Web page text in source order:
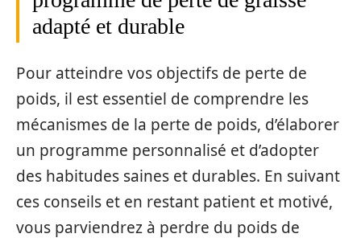
adapté et durable
Pour atteindre vos objectifs de perte de
poids, il est essentiel de comprendre les
mécanismes de la perte de poids, d’élaborer
un programme personnalisé et d’adopter
des habitudes saines et durables. En suivant
ces conseils et en restant patient et motivé,
vous parviendrez à perdre du poids de